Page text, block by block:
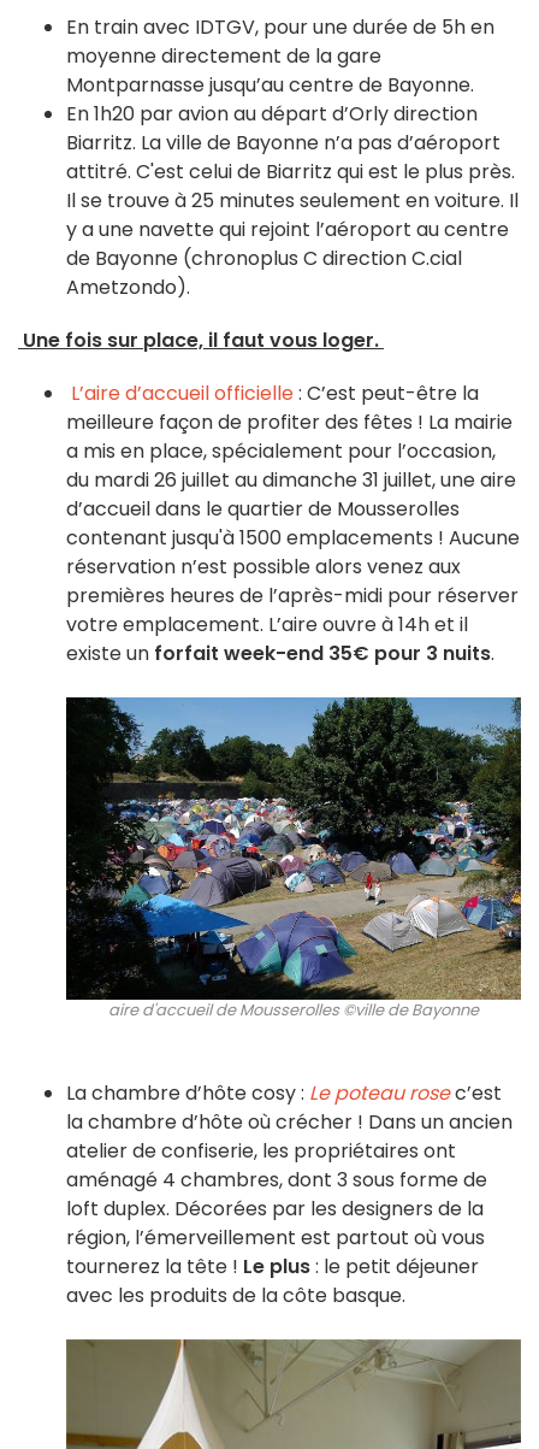
En train avec IDTGV, pour une durée de 5h en
moyenne directement de la gare
Montparnasse jusqu’au centre de Bayonne.
En 1h20 par avion au départ d’Orly direction
Biarritz. La ville de Bayonne n’a pas d’aéroport
attitré. C'est celui de Biarritz qui est le plus près.
Il se trouve à 25 minutes seulement en voiture. Il
y a une navette qui rejoint l’aéroport au centre
de Bayonne (chronoplus C direction C.cial
Ametzondo).
Une fois sur place, il faut vous loger.
L’aire d’accueil officielle: C’est peut-être la
meilleure façon de profiter des fêtes ! La mairie
a mis en place, spécialement pour l’occasion,
du mardi 26 juillet au dimanche 31 juillet, une aire
d’accueil dans le quartier de Mousserolles
contenant jusqu'à 1500 emplacements ! Aucune
réservation n’est possible alors venez aux
premières heures de l’après-midi pour réserver
votre emplacement. L’aire ouvre à 14h et il
existe un forfait week-end 35€ pour 3 nuits.
aire d'accueil de Mousserolles ©ville de Bayonne
La chambre d’hôte cosy : Le poteau rosec’est
la chambre d’hôte où crécher ! Dans un ancien
atelier de confiserie, les propriétaires ont
aménagé 4 chambres, dont 3 sous forme de
loft duplex. Décorées par les designers de la
région, l’émerveillement est partout où vous
tournerez la tête ! Le plus: le petit déjeuner
avec les produits de la côte basque.